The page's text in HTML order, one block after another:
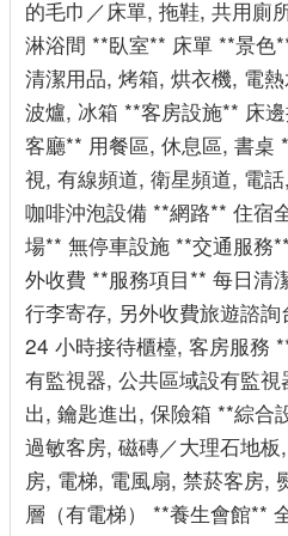
的毛巾／床單, 拖鞋, 共用廁
淋浴間 **臥室** 床單 **景色
清潔用品, 烤箱, 烘衣機, 電
波爐, 冰箱 **客房設施** 床
客廳** 用餐區, 休息區, 書桌
視, 有線頻道, 衛星頻道, 電
咖啡沖泡設備 **網路** 住宿
場** 無停車設施 **交通服務
外收費 **服務項目** 每日清
行李寄存, 另外收費旅遊諮
24 小時接待櫃檯, 客房服務
有監視器, 公共區域設有監
出, 鑰匙進出, 保險箱 **綜合
過敏客房, 磁磚／大理石地
房, 電梯, 電風扇, 禁菸客房,
層（有電梯） **養生會館**